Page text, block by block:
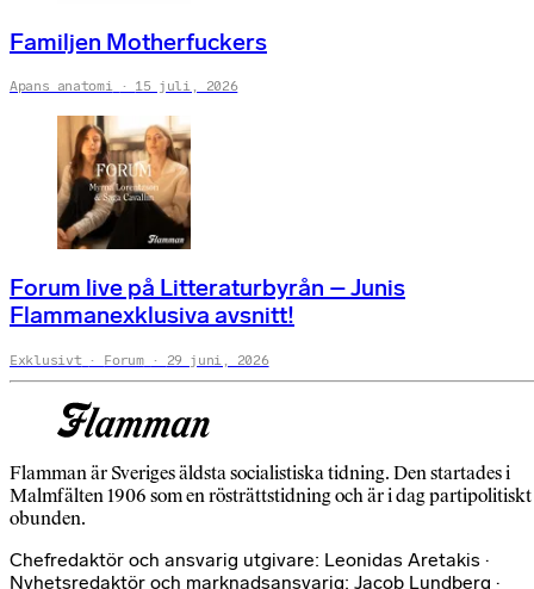
Familjen Motherfuckers
Apans anatomi 15 juli, 2026
Forum live på Litteraturbyrån – Junis
Flammanexklusiva avsnitt!
Exklusivt Forum 29 juni, 2026
Flamman är Sveriges äldsta socialistiska tidning. Den startades i
Malmfälten 1906 som en rösträttstidning och är i dag partipolitiskt
obunden.
Chefredaktör och ansvarig utgivare: Leonidas Aretakis ·
Nyhetsredaktör och marknadsansvarig: Jacob Lundberg ·